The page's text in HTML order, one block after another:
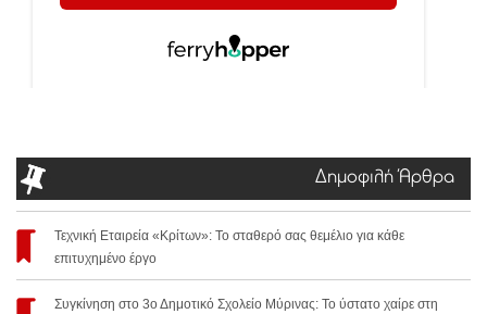
Δημοφιλή Άρθρα
Τεχνική Εταιρεία «Κρίτων»: Το σταθερό σας θεμέλιο για κάθε
επιτυχημένο έργο
Συγκίνηση στο 3ο Δημοτικό Σχολείο Μύρινας: Το ύστατο χαίρε στη